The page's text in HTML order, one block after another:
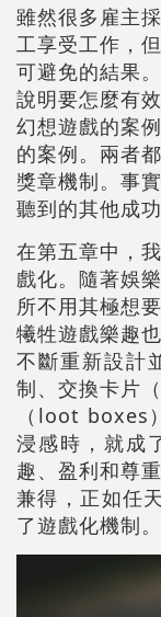
雖然很多雇主
工享受工作，
可避免的結果
說明要怎麼有
幻想遊戲的案
的案例。兩者
獎章機制。事
聽到的其他成
在第五章中，
戲化。隨著娛
所不用其極想
犧牲遊戲樂趣
不斷重新設計
制、交換卡片
（loot boxes
浸感時，就成
趣、盈利和尊
兼得，正如任
了遊戲化機制。